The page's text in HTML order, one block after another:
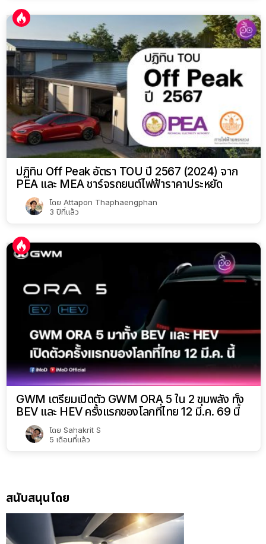
ปฏิทิน Off Peak อัตรา TOU ปี 2567 (2024) จาก
PEA และ MEA ชาร์จรถยนต์ไฟฟ้าราคาประหยัด
โดย Attapon Thaphaengphan
3 ปีที่แล้ว
GWM เตรียมเปิดตัว GWM ORA 5 ใน 2 ขุมพลัง ทั้ง
BEV และ HEV ครั้งแรกของโลกที่ไทย 12 มี.ค. 69 นี้
โดย Sahakrit S
5 เดือนที่แล้ว
สนับสนุนโดย